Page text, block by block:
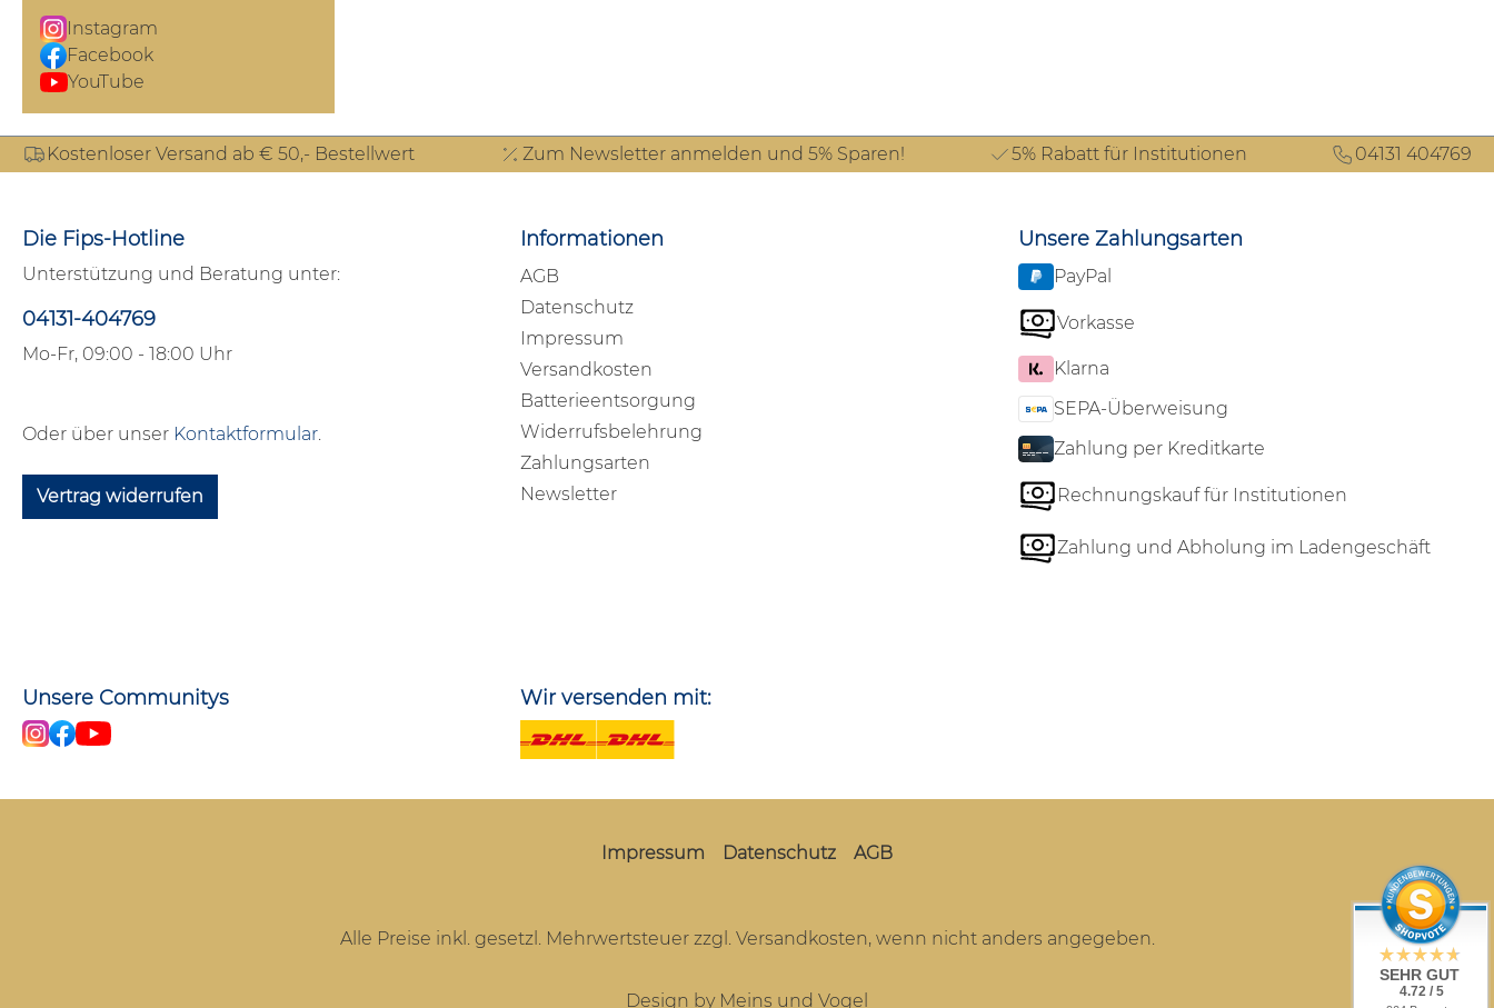
Instagram
Facebook
YouTube
Kostenloser Versand ab € 50,- Bestellwert Zum Newsletter anmelden und 5% Sparen! 5% Rabatt für Institutionen 04131 404769
Die Fips-Hotline
Unterstützung und Beratung unter:
04131-404769
Mo-Fr, 09:00 - 18:00 Uhr
Oder über unser Kontaktformular.
Vertrag widerrufen
Informationen
AGB
Datenschutz
Impressum
Versandkosten
Batterieentsorgung
Widerrufsbelehrung
Zahlungsarten
Newsletter
Unsere Zahlungsarten
PayPal
Vorkasse
Klarna
SEPA-Überweisung
Zahlung per Kreditkarte
Rechnungskauf für Institutionen
Zahlung und Abholung im Ladengeschäft
Unsere Communitys Wir versenden mit:
Impressum Datenschutz AGB
Alle Preise inkl. gesetzl. Mehrwertsteuer zzgl. Versandkosten, wenn nicht anders angegeben.
Design by Meins und Vogel
SEHR GUT
4.72 / 5